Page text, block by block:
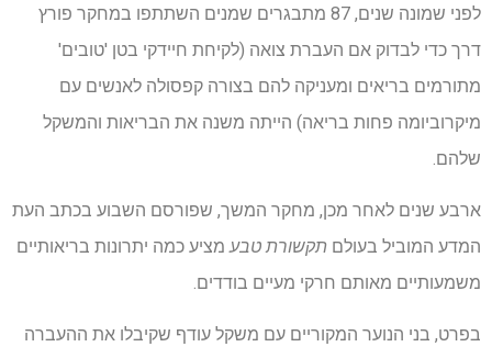
לפני שמונה שנים, 87 מתבגרים שמנים השתתפו במחקר פורץ
דרך כדי לבדוק אם העברת צואה (לקיחת חיידקי בטן 'טובים'
מתורמים בריאים ומעניקה להם בצורה קפסולה לאנשים עם
מיקרוביומה פחות בריאה) הייתה משנה את הבריאות והמשקל
שלהם.
ארבע שנים לאחר מכן, מחקר המשך, שפורסם השבוע בכתב העת
המדע המוביל בעולם תקשורת טבעמציע כמה יתרונות בריאותיים
משמעותיים מאותם חרקי מעיים בודדים.
בפרט, בני הנוער המקוריים עם משקל עודף שקיבלו את ההעברה